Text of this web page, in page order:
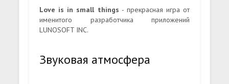
Love is in small things - прекрасная игра от
именитого разработчика приложений
LUNOSOFT INC.
Звуковая атмосфера